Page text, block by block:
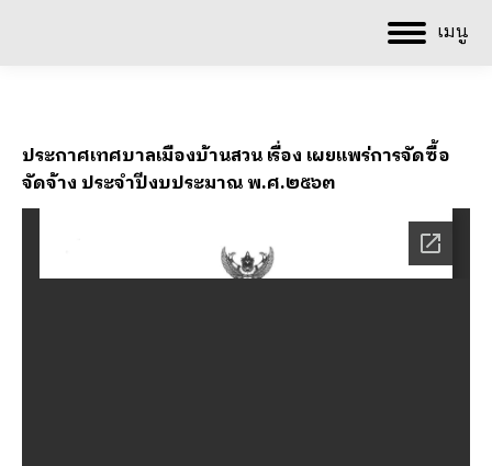
เมนู
ประกาศเทศบาลเมืองบ้านสวน เรื่อง เผยแพร่การจัดซื้อ
จัดจ้าง ประจำปีงบประมาณ พ.ศ.๒๕๖๓